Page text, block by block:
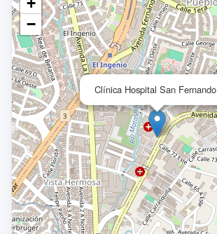
Clínica Hospital San Fernando
−